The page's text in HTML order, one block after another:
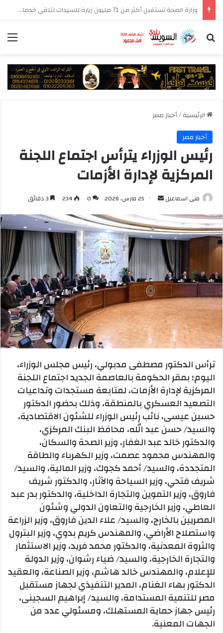
رئيس الوزراء يتابع جهود منظومة الشكاوى الحكومية خلال يوليو الماضي
بحث عن
الرئيسية/أخبار مصر
أخبار مصر
رئيس الوزراء يترأس اجتماع اللجنة
المركزية لإدارة الأزمات
منى اسماعيل
أرسل
إلكترونيا
25 مارس، 2026 0
234
ترأس الدكتور مصطفى مدبولي، رئيس مجلس الوزراء،
اليوم؛ بمقر الحكومة بالعاصمة الجديد اجتماع اللجنة
المركزية لإدارة الأزمات، لمتابعة مستجدات وتداعيات
التصعيد العسكري بالمنطقة، وذلك بحضور الدكتور
حسين عيسى، نائب رئيس الوزراء للشئون الاقتصادية،
والسيد/ حسن عبد الله، محافظ البنك المركزي،
والدكتور خالد عبد الغفار، وزير الصحة والسكان،
والمهندس محمود عصمت، وزير الكهرباء والطاقة
المتجددة، والسيد/ أحمد كجوك، وزير المالية، والسيد/
شريف فتحي، وزير السياحة والآثار، والدكتور شريف
فاروق، وزير التموين والتجارة الداخلية، والدكتور بدر عبد
العاطي، وزير الخارجية والتعاون الدولي وشئون
المصريين بالخارج، والسيد/ علاء الدين فاروق، وزير الزراعة
واستصلاح الأراضي، والمهندس كريم بدوي، وزير البترول
والثروة المعدنية، والدكتور محمد فريد، وزير الاستثمار
والتجارة الخارجية، والسيد/ ضياء رشوان، وزير الدولة
للإعلام، والمهندس خالد هاشم، وزير الصناعة، والعقيد
الدكتور بهاء الغنام، المدير التنفيذي لجهاز مستقبل
مصر للتنمية المستدامة، والسيد/ إبراهيم السجينى،
رئيس جهاز حماية المستهلك، ومسئولي عدد من
الجهات المعنية.